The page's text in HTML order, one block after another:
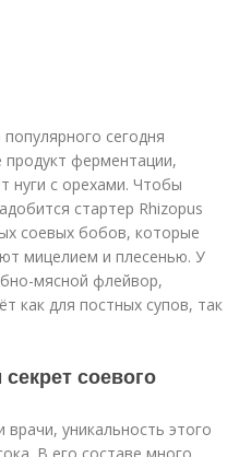
сегодня
ферментации,
нуги с орехами. Чтобы
стартер Rhizopus
соевых бобов, которые
мицелием и плесенью. У
мясной флейвор,
как для постных супов, так
соевого
уникальность этого